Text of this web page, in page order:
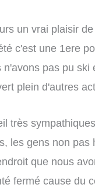
un vrai plaisir
c'est une 1ere
n'avons pas pu ski
plein d'autres
très
les gens non pas
que nous
fermé cause du